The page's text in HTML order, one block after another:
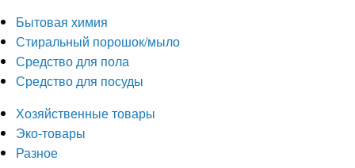
Бытовая химия
Стиральный порошок/мыло
Средство для пола
Средство для посуды
Хозяйственные товары
Эко-товары
Разное